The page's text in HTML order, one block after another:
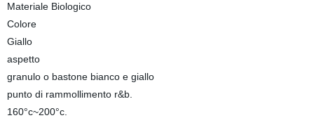
Materiale Biologico
Colore
Giallo
aspetto
granulo o bastone bianco e giallo
punto di rammollimento r&b.
160°c~200°c.